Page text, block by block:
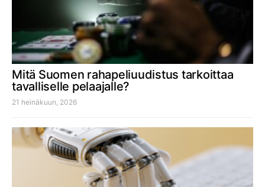
Mitä Suomen rahapeliuudistus tarkoittaa
tavalliselle pelaajalle?
21 heinäkuun, 2026